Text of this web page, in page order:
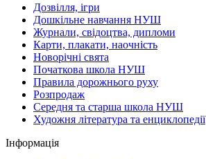
Дозвілля, ігри
Дошкільне навчання НУШ
Журнали, свідоцтва, дипломи
Карти, плакати, наочність
Новорічні свята
Початкова школа НУШ
Правила дорожнього руху
Розпродаж
Середня та старша школа НУШ
Художня література та енциклопедії
Інформація